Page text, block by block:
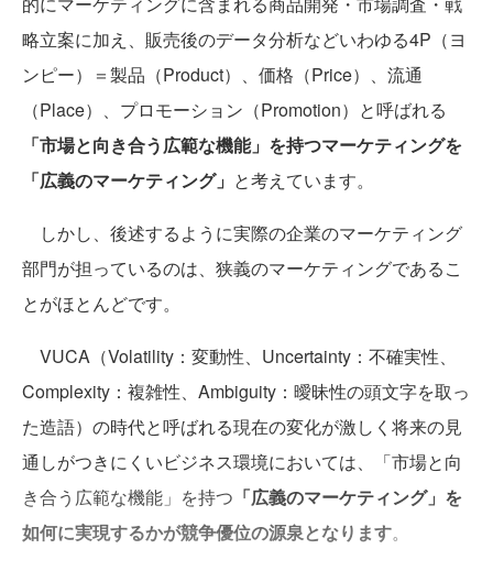
略立案に加え、販売後のデータ分析などいわゆる4P（ヨ
ンピー）＝製品（Product）、価格（Price）、流通
（Place）、プロモーション（Promotion）と呼ばれる
「市場と向き合う広範な機能」を持つマーケティングを
「広義のマーケティング」 と考えています。
しかし、後述するように実際の企業のマーケティング
部門が担っているのは、狭義のマーケティングであるこ
とがほとんどです。
VUCA（Volatility：変動性、Uncertainty：不確実性、
Complexity：複雑性、Ambiguity：曖昧性の頭文字を取っ
た造語）の時代と呼ばれる現在の変化が激しく将来の見
通しがつきにくいビジネス環境においては、「市場と向
き合う広範な機能」を持つ 「広義のマーケティング」を
如何に実現するかが競争優位の源泉となります。